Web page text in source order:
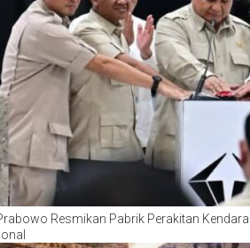
Resmikan Pabrik Perakitan